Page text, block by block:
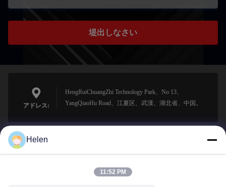
堤出しなさい
アドレス:
HengRuiChuangZhi Technology Park、No 13、
YangQiaoHu Road、江夏区、武漢、湖北省、中国。
sales@perfectlaser.net
Helen
11:52 PM